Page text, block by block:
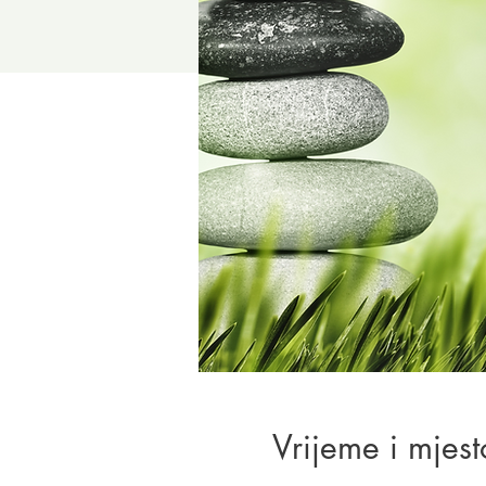
Vrijeme i